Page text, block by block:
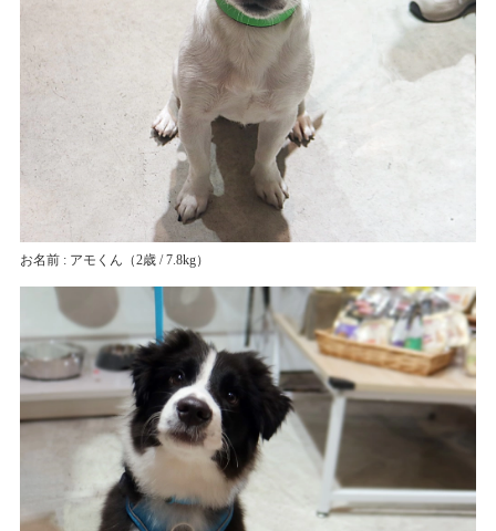
お名前 : アモくん （2歳 / 7.8kg）